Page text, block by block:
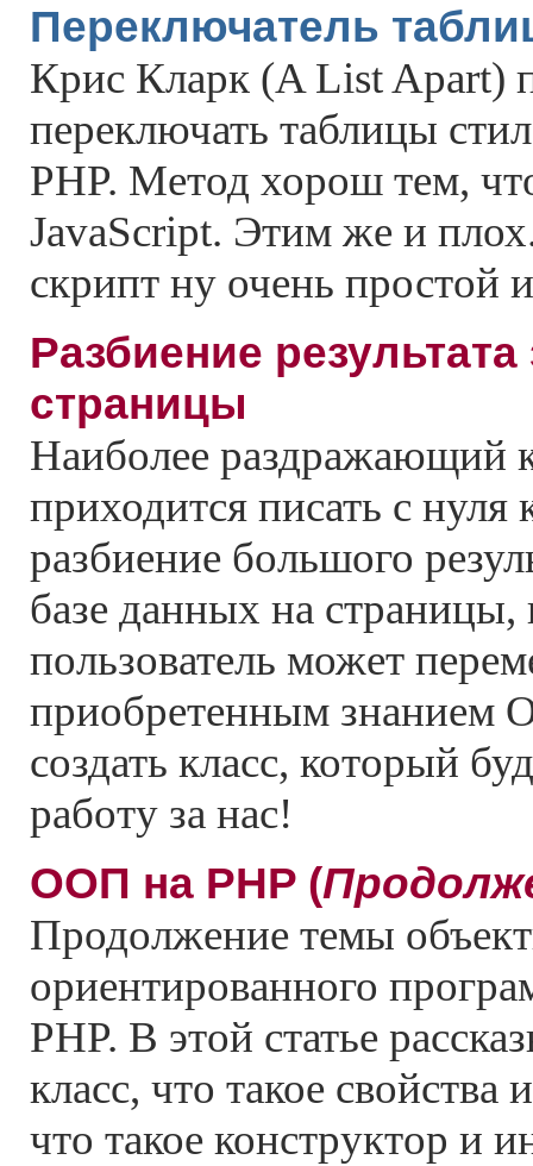
Переключатель
Крис Кларк (A List Apart)
переключать таблицы
PHP. Метод хорош тем,
JavaScript. Этим же и
скрипт ну очень простой
Разбиение
страницы
Наиболее раздражающий
приходится писать с нуля
разбиение большого
базе данных на
пользователь может
приобретенным
создать класс, который
работу за нас!
ООП на PHP (
Продолжение темы
ориентированного
PHP. В этой статье
класс, что такое свойства
что такое конструктор и